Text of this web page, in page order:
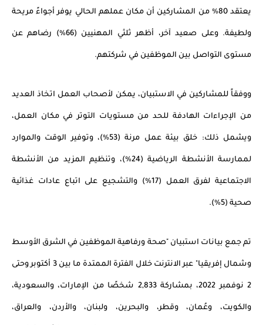
يعتقد 80% من المشاركين أن مكان عملهم الحالي يوفر أجواءً مريحة
ولطيفة.و على صعيد آخر، أظهر ثلثي المهنيين (66%) رضاهم عن
مستوى التواصل بين الموظفين في شركتهم.
ووفقاً للمشاركين في الاستبيان، يمكن لأصحاب العمل اتخاذ العديد
من الإجراءات الهادفة للحد من مستويات التوتر في مكان العمل،
ويشمل ذلك: خلق بيئة عمل مرنة (53%)، وتوفير الوقت والموارد
لممارسة الأنشطة الرياضية (24%)، وتنظيم المزيد من الأنشطة
الاجتماعية لفرق العمل (17%) والتشجيع على اتباع عادات غذائية
صحية (5%).
تم جمع بيانات استبيان "صحة ورفاهية الموظفين في الشرق الأوسط
وشمال إفريقيا" عبر الانترنت خلال الفترة الممتدة ما بين 3 أكتوبر وحتى
2 نوفمبر 2022، بمشاركة 2,833 شخصًا من الإمارات، والسعودية،
والكويت، وعُمان، وقطر، والبحرين، ولبنان، والأردن، والعراق،